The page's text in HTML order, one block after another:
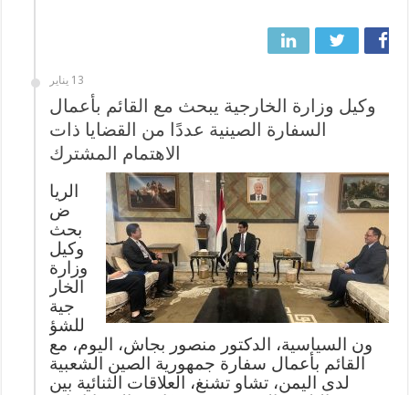
13 يناير
وكيل وزارة الخارجية يبحث مع القائم بأعمال
السفارة الصينية عددًا من القضايا ذات
الاهتمام المشترك
الريا
ض
بحث
وكيل
وزارة
الخار
جية
للشؤ
ون السياسية، الدكتور منصور بجاش، اليوم، مع
القائم بأعمال سفارة جمهورية الصين الشعبية
لدى اليمن، تشاو تشنغ، العلاقات الثنائية بين